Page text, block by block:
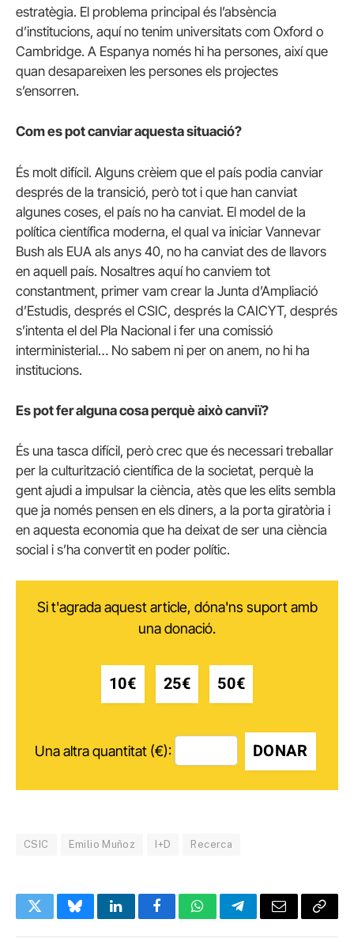
estratègia. El problema principal és l’absència
d’institucions, aquí no tenim universitats com Oxford o
Cambridge. A Espanya només hi ha persones, així que
quan desapareixen les persones els projectes
s’ensorren.
Com es pot canviar aquesta situació?
És molt difícil. Alguns crèiem que el país podia canviar
després de la transició, però tot i que han canviat
algunes coses, el país no ha canviat. El model de la
política científica moderna, el qual va iniciar Vannevar
Bush als EUA als anys 40, no ha canviat des de llavors
en aquell país. Nosaltres aquí ho canviem tot
constantment, primer vam crear la Junta d’Ampliació
d’Estudis, després el CSIC, després la CAICYT, després
s’intenta el del Pla Nacional i fer una comissió
interministerial… No sabem ni per on anem, no hi ha
institucions.
Es pot fer alguna cosa perquè això canviï?
És una tasca difícil, però crec que és necessari treballar
per la culturització científica de la societat, perquè la
gent ajudi a impulsar la ciència, atès que les elits sembla
que ja només pensen en els diners, a la porta giratòria i
en aquesta economia que ha deixat de ser una ciència
social i s’ha convertit en poder polític.
Si t'agrada aquest article, dóna'ns suport amb
una donació.
10€ 25€ 50€
Una altra quantitat (€): DONAR
CSIC Emilio Muñoz I+D Recerca
TwitterBlueskyLinkedInFacebookWhatsAppTelegramEmail Copy